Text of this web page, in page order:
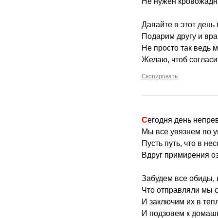
Давайте в этот
Подарим другу и
Не просто так ведь
Желаю, чтоб
Скопировать
Сегодня день
Мы все увязнем по
Пусть путь, что в
Вдруг примирения
Забудем все обиды,
Что отправляли мы
И заключим их в
И подзовем к